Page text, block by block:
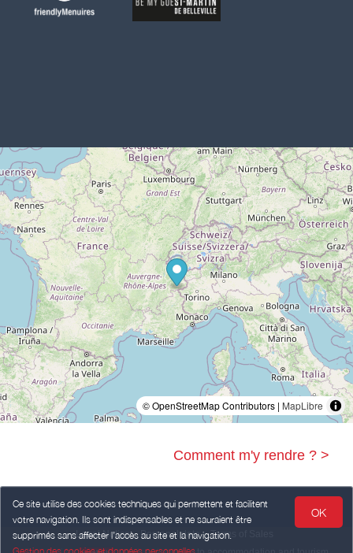
Ce site utilise des cookies techniques qui permettent et facilitent
votre navigation. Ils sont indispensables et ne sauraient être
supprimés sans affecter l’accès au site et la navigation.
OK
© OpenStreetMap Contributors | MapLibre
Comment m'y rendre ? >
Legal Notice Personal data
Terms of Sales